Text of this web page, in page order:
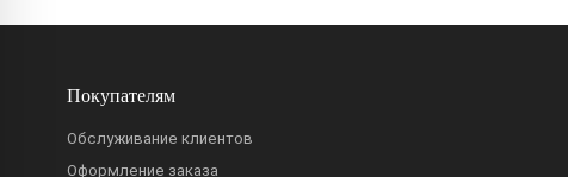
Покупателям
Обслуживание клиентов
Оформление заказа